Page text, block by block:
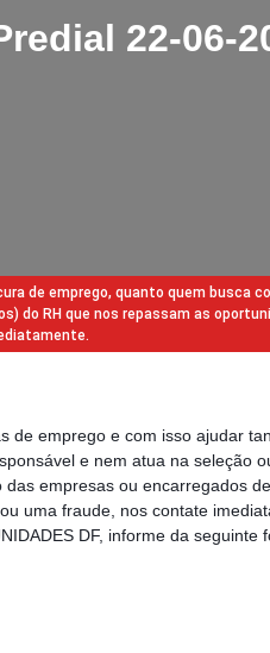
22-06-
de emprego, quanto quem busca
RH que nos repassam as
de emprego e com isso ajudar
e nem atua na seleção
empresas ou encarregados
uma fraude, nos contate
DF, informe da seguinte